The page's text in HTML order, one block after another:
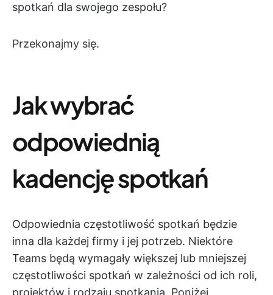
spotkań dla swojego zespołu?
Przekonajmy się.
Jak wybrać
odpowiednią
kadencję spotkań
Odpowiednia częstotliwość spotkań będzie
inna dla każdej firmy i jej potrzeb. Niektóre
Teams będą wymagały większej lub mniejszej
częstotliwości spotkań w zależności od ich roli,
projektów i rodzaju spotkania. Poniżej